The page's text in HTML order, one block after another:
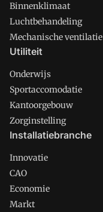
Binnenklimaat
Luchtbehandeling
Mechanische ventilatie
Utiliteit
Onderwijs
Sportaccomodatie
Kantoorgebouw
Zorginstelling
Installatiebranche
Innovatie
CAO
Economie
Markt